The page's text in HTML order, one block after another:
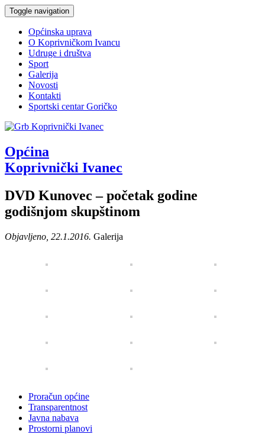
Toggle navigation
Općinska uprava
O Koprivničkom Ivancu
Udruge i društva
Sport
Galerija
Novosti
Kontakti
Sportski centar Goričko
Općina
Koprivnički Ivanec
DVD Kunovec – početak godine
godišnjom skupštinom
Objavljeno, 22.1.2016. Galerija
Proračun općine
Transparentnost
Javna nabava
Prostorni planovi